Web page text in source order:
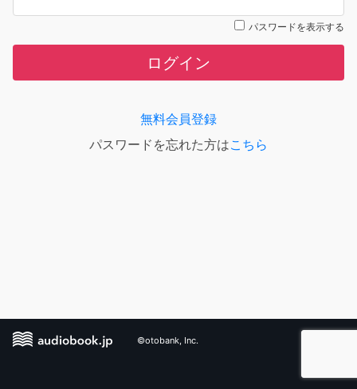
パスワードを表示する
ログイン
無料会員登録
パスワードを忘れた方はこちら
©otobank, Inc.